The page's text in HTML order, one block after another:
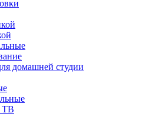
домашней студии
ТВ